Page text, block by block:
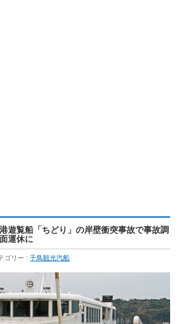
遊覧船「ちどり」の岸壁衝突事故で事故調
運休に
ゴリー :千鳥観光汽船